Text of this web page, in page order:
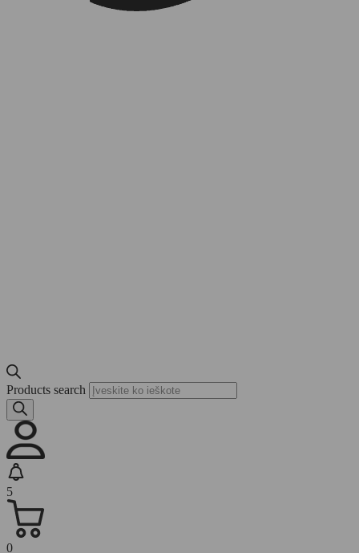
Products search
5
0